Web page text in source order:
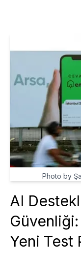
Photo by
AI
Yeni Test